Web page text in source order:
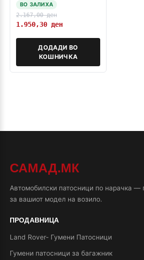
ВО ЗАЛИХА
2.167,00ден
1.950,30 ден
ДОДАДИ ВО
КОШНИЧКА
САМАД.МК
Автомобилски патосници по нарачка —
за вашиот модел на возило.
ПРОДАВНИЦА
Land Rover- Гумени Патосници
Гумени патосници за багажник